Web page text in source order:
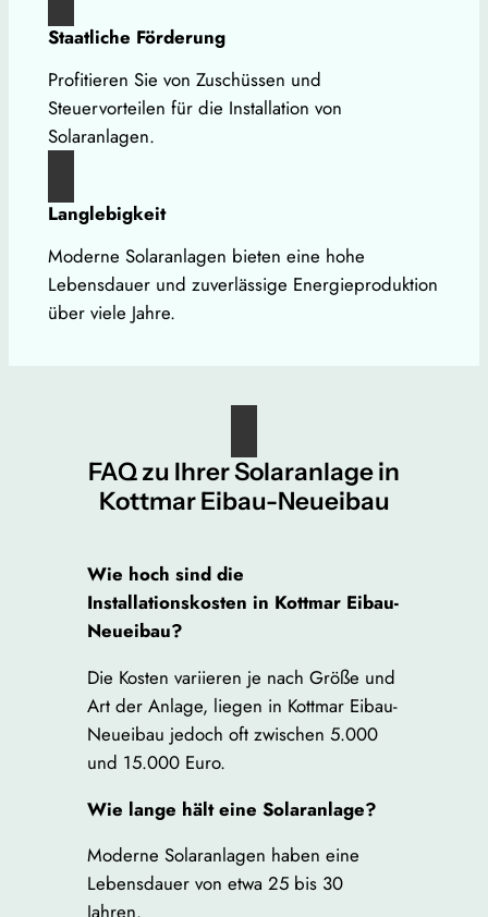
Staatliche Förderung
Profitieren Sie von Zuschüssen und
Steuervorteilen für die Installation von
Solaranlagen.
Langlebigkeit
Moderne Solaranlagen bieten eine hohe
Lebensdauer und zuverlässige Energieproduktion
über viele Jahre.
FAQ zu Ihrer Solaranlage in
Kottmar Eibau-Neueibau
Wie hoch sind die
Installationskosten in Kottmar Eibau-
Neueibau?
Die Kosten variieren je nach Größe und
Art der Anlage, liegen in Kottmar Eibau-
Neueibau jedoch oft zwischen 5.000
und 15.000 Euro.
Wie lange hält eine Solaranlage?
Moderne Solaranlagen haben eine
Lebensdauer von etwa 25 bis 30